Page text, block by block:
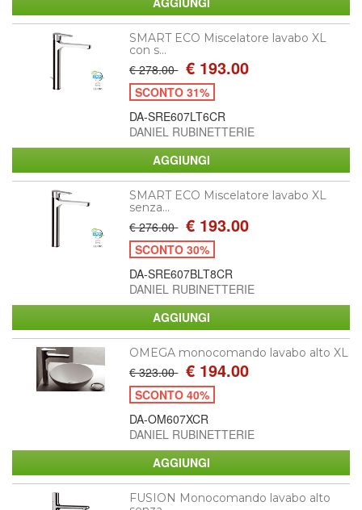
SMART ECO Miscelatore lavabo XL
con s...
€ 278.00 € 193.00
SCONTO 31%
DA-SRE607LT6CR
DANIEL RUBINETTERIE
SMART ECO Miscelatore lavabo XL
senza...
€ 276.00 € 193.00
SCONTO 30%
DA-SRE607BLT8CR
DANIEL RUBINETTERIE
OMEGA monocomando lavabo alto XL
€ 323.00 € 194.00
SCONTO 40%
DA-OM607XCR
DANIEL RUBINETTERIE
FUSION Monocomando lavabo alto